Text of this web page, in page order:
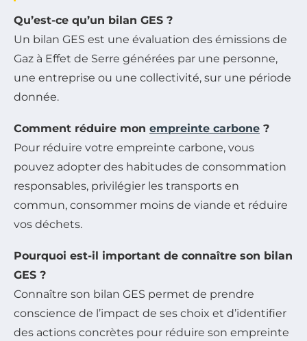
Qu’est-ce qu’un bilan GES ?
Un bilan GES est une évaluation des émissions de
Gaz à Effet de Serre générées par une personne,
une entreprise ou une collectivité, sur une période
donnée.
Comment réduire mon empreinte carbone ?
Pour réduire votre empreinte carbone, vous
pouvez adopter des habitudes de consommation
responsables, privilégier les transports en
commun, consommer moins de viande et réduire
vos déchets.
Pourquoi est-il important de connaître son bilan
GES ?
Connaître son bilan GES permet de prendre
conscience de l’impact de ses choix et d’identifier
des actions concrètes pour réduire son empreinte